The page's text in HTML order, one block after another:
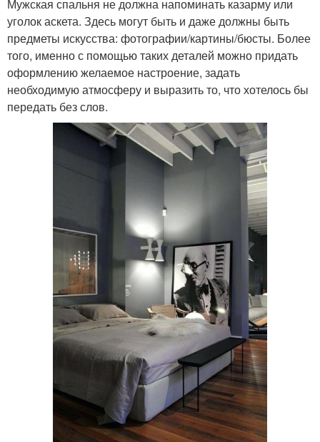
Мужская спальня не должна напоминать казарму или
уголок аскета. Здесь могут быть и даже должны быть
предметы искусства: фотографии/картины/бюсты. Более
того, именно с помощью таких деталей можно придать
оформлению желаемое настроение, задать
необходимую атмосферу и выразить то, что хотелось бы
передать без слов.